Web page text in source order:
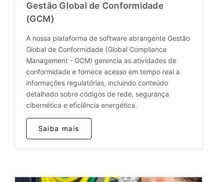
Gestão Global de Conformidade
(GCM)
A nossa plataforma de software abrangente Gestão
Global de Conformidade (Global Compliance
Management - GCM) gerencia as atividades de
conformidade e fornece acesso em tempo real a
informações regulatórias, incluindo conteúdo
detalhado sobre códigos de rede, segurança
cibernética e eficiência energética.
Saiba mais